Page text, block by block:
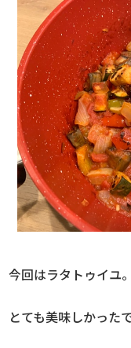
今回はラタトゥイユ
とても美味しかったで